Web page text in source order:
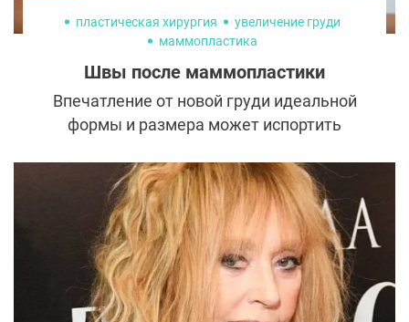
пластическая хирургия
увеличение груди
маммопластика
Швы после маммопластики
Впечатление от новой груди идеальной
формы и размера может испортить
напоминающий об операции. Именно этого
чаще всего боятся пациентки перед
маммопластикой. Однако на деле все не
так страшно. Рассказываем о нюансах,
которые нужно знать о швах, прежде чем
решиться на пластику груди.